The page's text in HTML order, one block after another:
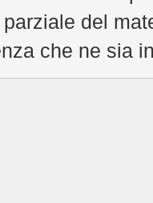
del
che ne sia